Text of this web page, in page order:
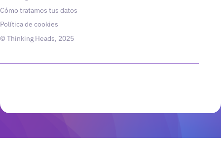
Cómo tratamos tus datos
Política de cookies
© Thinking Heads, 2025